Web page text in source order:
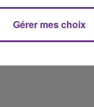
Gérer mes choix